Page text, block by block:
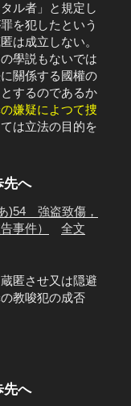
ル者」と規定し
を犯したという
は成立しない。
學説もないでは
關係する國權の
するのであるか
嫌疑によつて捜
は立法の目的を
へ
)54 強盗致傷，
事件）
全文
匿させ又は隠避
教唆犯の成否
へ